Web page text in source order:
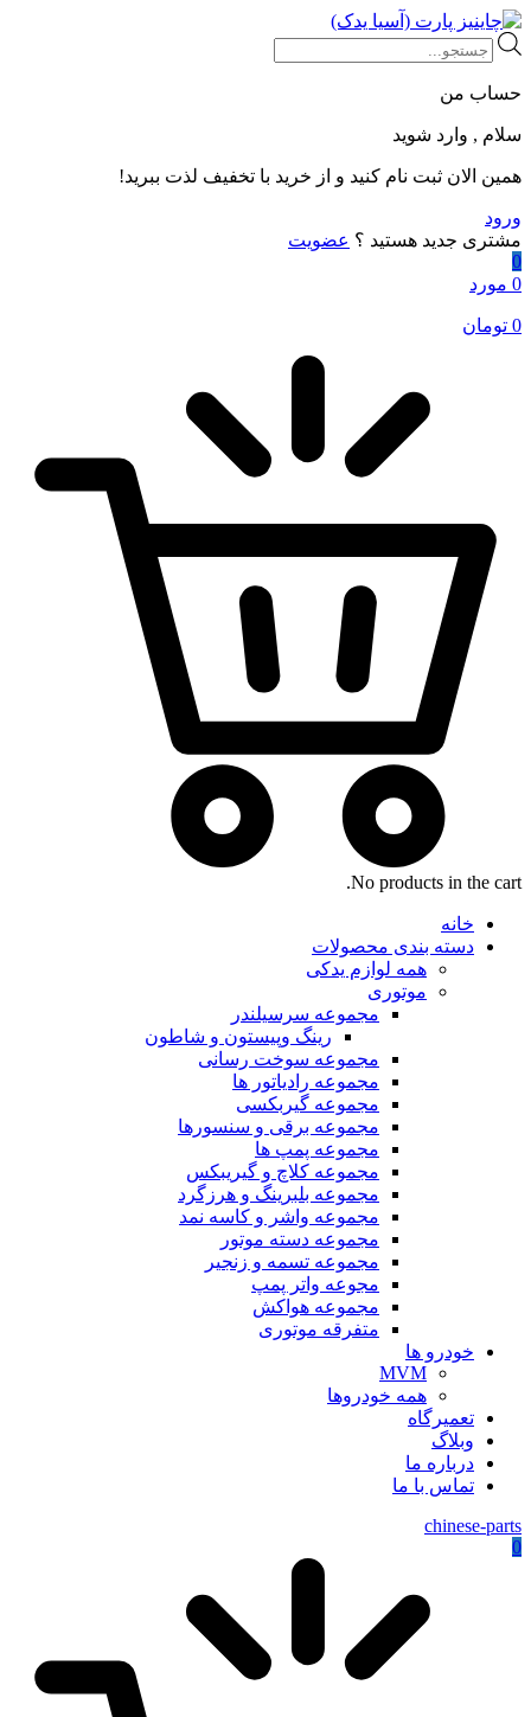
Products
search
حساب من
سلام , وارد شوید
همین الان ثبت نام کنید و از خرید با تخفیف لذت ببرید!
ورود
مشتری جدید هستید ؟ عضویت
0
0 مورد
0 تومان
No products in the cart.
خانه
دسته بندی محصولات
همه لوازم یدکی
موتوری
مجموعه سرسیلندر
رینگ وپیستون و شاطون
مجموعه سوخت رسانی
مجموعه رادیاتور ها
مجموعه گیربکسی
مجموعه برقی و سنسورها
مجموعه پمپ ها
مجموعه کلاچ و گیریبکس
مجموعه بلبرینگ و هرزگرد
مجموعه واشر و کاسه نمد
مجموعه دسته موتور
مجموعه تسمه و زنجیر
مجوعه واتر پمپ
مجموعه هواکش
متفرقه موتوری
خودرو ها
MVM
همه خودروها
تعمیرگاه
وبلاگ
درباره ما
تماس با ما
chinese-parts
0